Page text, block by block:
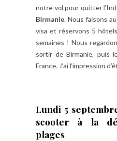
notre vol pour quitter
Birmanie. Nous faisons
visa et réservons 5
semaines ! Nous
sortir de Birmanie, puis
France. J’ai l’impression
Lundi 5
scooter à la
plages